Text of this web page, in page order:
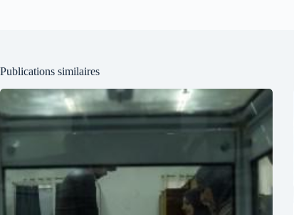
Publications similaires